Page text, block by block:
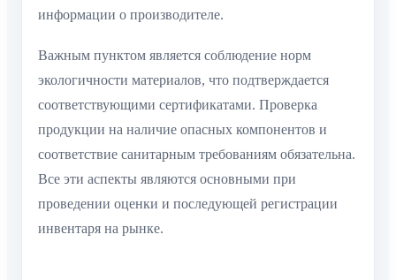
информации о производителе.
Важным пунктом является соблюдение норм
экологичности материалов, что подтверждается
соответствующими сертификатами. Проверка
продукции на наличие опасных компонентов и
соответствие санитарным требованиям обязательна.
Все эти аспекты являются основными при
проведении оценки и последующей регистрации
инвентаря на рынке.